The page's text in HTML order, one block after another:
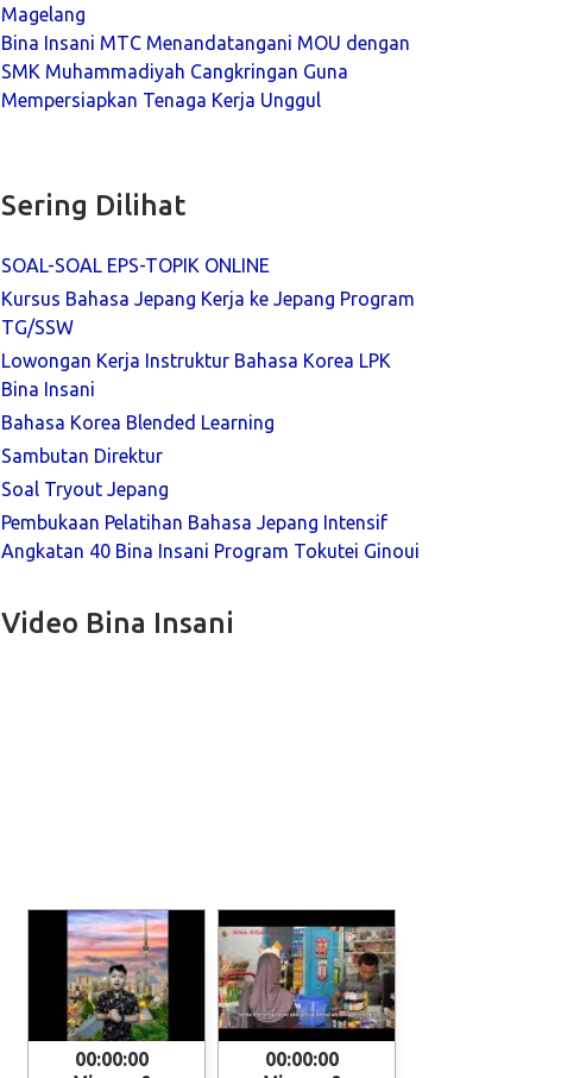
Magelang
Bina Insani MTC Menandatangani MOU dengan
SMK Muhammadiyah Cangkringan Guna
Mempersiapkan Tenaga Kerja Unggul
Sering Dilihat
SOAL-SOAL EPS-TOPIK ONLINE
Kursus Bahasa Jepang Kerja ke Jepang Program
TG/SSW
Lowongan Kerja Instruktur Bahasa Korea LPK
Bina Insani
Bahasa Korea Blended Learning
Sambutan Direktur
Soal Tryout Jepang
Pembukaan Pelatihan Bahasa Jepang Intensif
Angkatan 40 Bina Insani Program Tokutei Ginoui
Video Bina Insani
00:00:00
00:00:00